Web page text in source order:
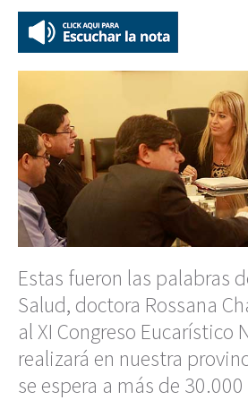
Estas fueron las palabras
Salud, doctora Rossana
al XI Congreso Eucarístico
realizará en nuestra
se espera a más de